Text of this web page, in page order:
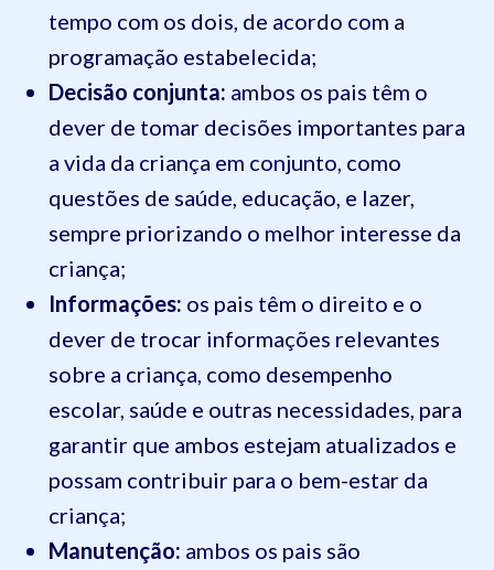
tempo com os dois, de acordo com a
programação estabelecida;
Decisão conjunta: ambos os pais têm o
dever de tomar decisões importantes para
a vida da criança em conjunto, como
questões de saúde, educação, e lazer,
sempre priorizando o melhor interesse da
criança;
Informações: os pais têm o direito e o
dever de trocar informações relevantes
sobre a criança, como desempenho
escolar, saúde e outras necessidades, para
garantir que ambos estejam atualizados e
possam contribuir para o bem-estar da
criança;
Manutenção: ambos os pais são